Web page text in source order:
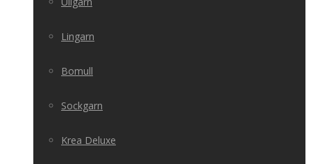
Lingarn
Bomull
Sockgarn
Krea Deluxe